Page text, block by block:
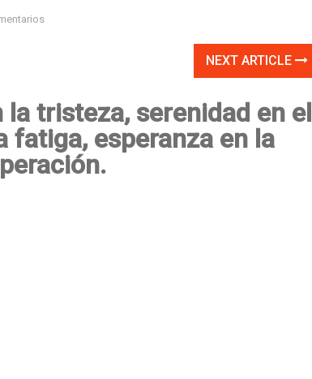
NEXT ARTICLE
tristeza, serenidad en el
fatiga, esperanza en la